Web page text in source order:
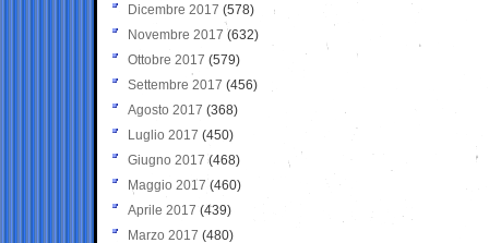
Dicembre 2017 (578)
Novembre 2017 (632)
Ottobre 2017 (579)
Settembre 2017 (456)
Agosto 2017 (368)
Luglio 2017 (450)
Giugno 2017 (468)
Maggio 2017 (460)
Aprile 2017 (439)
Marzo 2017 (480)